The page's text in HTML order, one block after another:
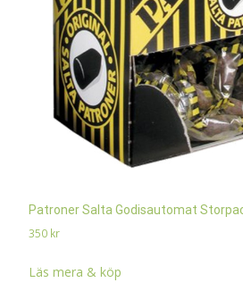
Patroner Salta Godisautomat
350 kr
Läs mera & köp